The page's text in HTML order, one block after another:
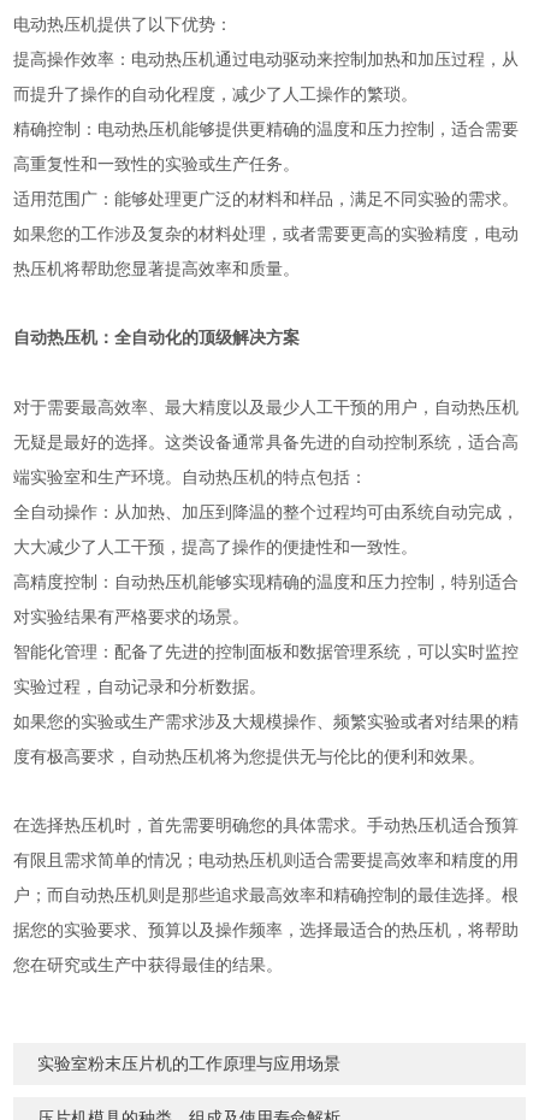
电动热压机提供了以下优势：
提高操作效率：电动热压机通过电动驱动来控制加热和加压过程，从
而提升了操作的自动化程度，减少了人工操作的繁琐。
精确控制：电动热压机能够提供更精确的温度和压力控制，适合需要
高重复性和一致性的实验或生产任务。
适用范围广：能够处理更广泛的材料和样品，满足不同实验的需求。
如果您的工作涉及复杂的材料处理，或者需要更高的实验精度，电动
热压机将帮助您显著提高效率和质量。
自动热压机：全自动化的顶级解决方案
对于需要最高效率、最大精度以及最少人工干预的用户，自动热压机
无疑是最好的选择。这类设备通常具备先进的自动控制系统，适合高
端实验室和生产环境。自动热压机的特点包括：
全自动操作：从加热、加压到降温的整个过程均可由系统自动完成，
大大减少了人工干预，提高了操作的便捷性和一致性。
高精度控制：自动热压机能够实现精确的温度和压力控制，特别适合
对实验结果有严格要求的场景。
智能化管理：配备了先进的控制面板和数据管理系统，可以实时监控
实验过程，自动记录和分析数据。
如果您的实验或生产需求涉及大规模操作、频繁实验或者对结果的精
度有极高要求，自动热压机将为您提供无与伦比的便利和效果。
在选择热压机时，首先需要明确您的具体需求。手动热压机适合预算
有限且需求简单的情况；电动热压机则适合需要提高效率和精度的用
户；而自动热压机则是那些追求最高效率和精确控制的最佳选择。根
据您的实验要求、预算以及操作频率，选择最适合的热压机，将帮助
您在研究或生产中获得最佳的结果。
实验室粉末压片机的工作原理与应用场景